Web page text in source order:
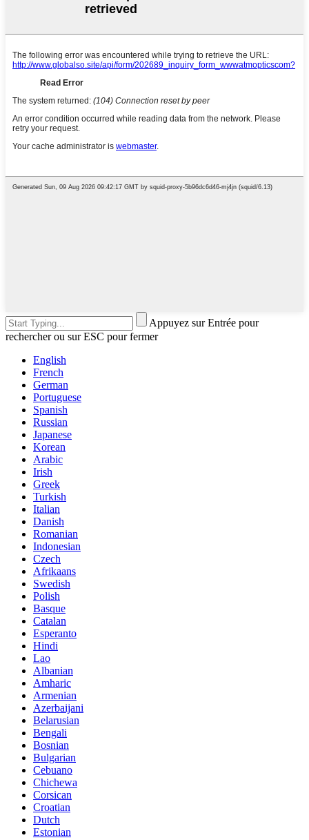
Appuyez sur Entrée pour
rechercher ou sur ESC pour fermer
English
French
German
Portuguese
Spanish
Russian
Japanese
Korean
Arabic
Irish
Greek
Turkish
Italian
Danish
Romanian
Indonesian
Czech
Afrikaans
Swedish
Polish
Basque
Catalan
Esperanto
Hindi
Lao
Albanian
Amharic
Armenian
Azerbaijani
Belarusian
Bengali
Bosnian
Bulgarian
Cebuano
Chichewa
Corsican
Croatian
Dutch
Estonian